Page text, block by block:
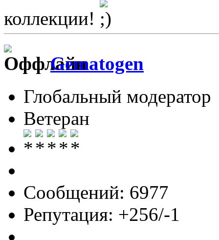
коллекции!
Gematogen
Глобальный модератор
Ветеран
Сообщений: 6977
Репутация: +256/-1